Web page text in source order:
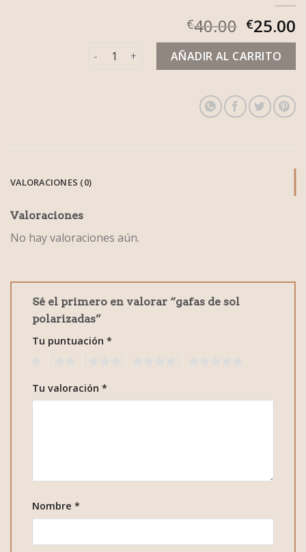
€40.00 €25.00
gafas de sol polarizadas cantidad
AÑADIR AL CARRITO
VALORACIONES (0)
Valoraciones
No hay valoraciones aún.
Sé el primero en valorar “gafas de sol
polarizadas”
Tu puntuación *
Tu valoración *
Nombre *